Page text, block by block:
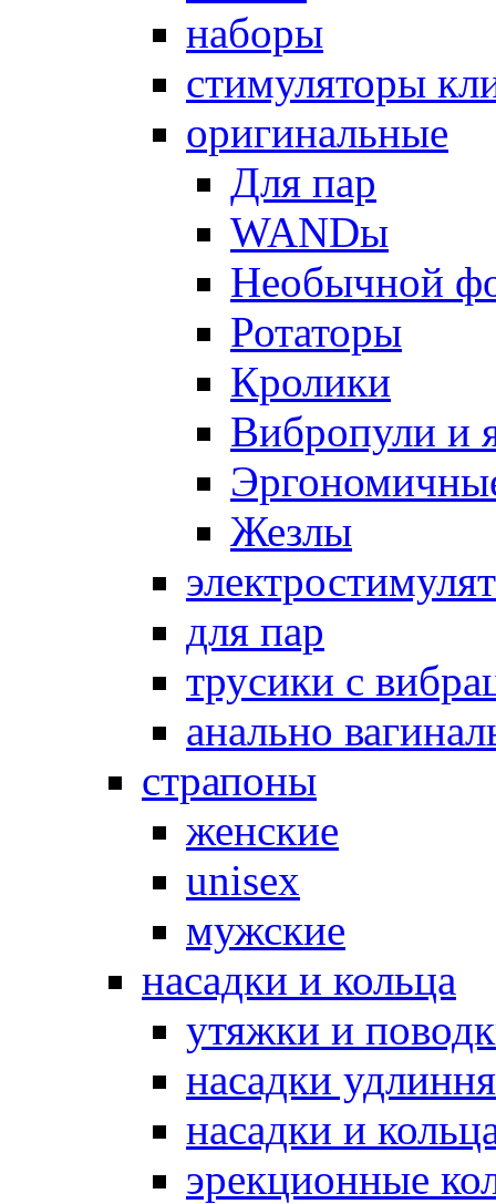
наборы
стимуляторы
оригинальные
Для пар
WANDы
Необычной
Ротаторы
Кролики
Вибропули и
Жезлы
для пар
трусики с
анально
страпоны
женские
unisex
мужские
насадки и кольца
утяжки и
насадки
насадки и
эрекционные